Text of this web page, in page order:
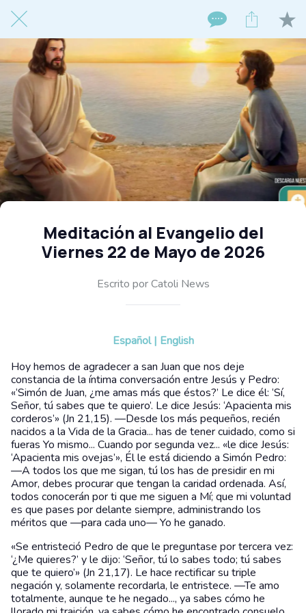
Meditación al Evangelio del
Viernes 22 de Mayo de 2026
Escrito por Catoli News
Español | English
Hoy hemos de agradecer a san Juan que nos deje
constancia de la íntima conversación entre Jesús y Pedro:
«‘Simón de Juan, ¿me amas más que éstos?’ Le dice él: ‘Sí,
Señor, tú sabes que te quiero’. Le dice Jesús: ‘Apacienta mis
corderos’» (Jn 21,15). —Desde los más pequeños, recién
nacidos a la Vida de la Gracia... has de tener cuidado, como si
fueras Yo mismo... Cuando por segunda vez... «le dice Jesús:
‘Apacienta mis ovejas’», Él le está diciendo a Simón Pedro:
—A todos los que me sigan, tú los has de presidir en mi
Amor, debes procurar que tengan la caridad ordenada. Así,
todos conocerán por ti que me siguen a Mí; que mi voluntad
es que pases por delante siempre, administrando los
méritos que —para cada uno— Yo he ganado.
«Se entristeció Pedro de que le preguntase por tercera vez:
‘¿Me quieres?’ y le dijo: ‘Señor, tú lo sabes todo; tú sabes
que te quiero’» (Jn 21,17). Le hace rectificar su triple
negación y, solamente recordarla, le entristece. —Te amo
totalmente, aunque te he negado..., ya sabes cómo he